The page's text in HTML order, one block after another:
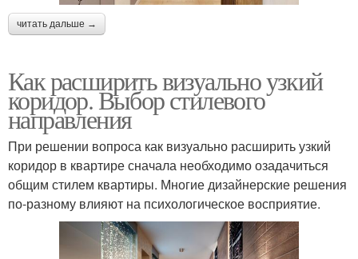
читать дальше →
Как расширить визуально узкий
коридор. Выбор стилевого
направления
При решении вопроса как визуально расширить узкий
коридор в квартире сначала необходимо озадачиться
общим стилем квартиры. Многие дизайнерские решения
по-разному влияют на психологическое восприятие.